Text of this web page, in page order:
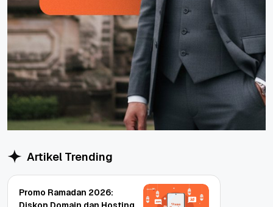
Artikel Trending
Promo Ramadan 2026: